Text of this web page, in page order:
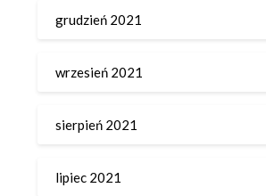
grudzień 2021
wrzesień 2021
sierpień 2021
lipiec 2021